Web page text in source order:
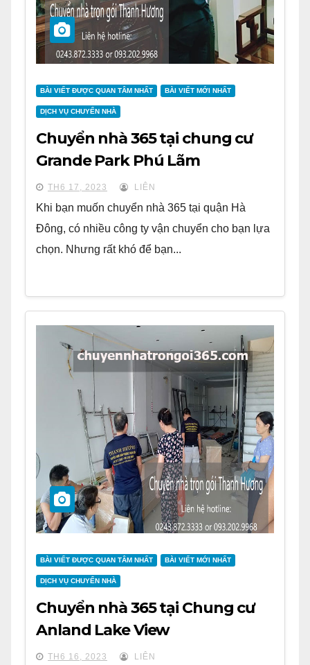
BÀI VIẾT ĐƯỢC QUAN TÂM NHẤT BÀI VIẾT MỚI NHẤT
DỊCH VỤ CHUYỂN NHÀ
Chuyển nhà 365 tại chung cư
Grande Park Phú Lãm
TH6 17, 2023 LIÊN
Khi bạn muốn chuyển nhà 365 tại quận Hà
Đông, có nhiều công ty vận chuyển cho bạn lựa
chọn. Nhưng rất khó để bạn...
BÀI VIẾT ĐƯỢC QUAN TÂM NHẤT BÀI VIẾT MỚI NHẤT
DỊCH VỤ CHUYỂN NHÀ
Chuyển nhà 365 tại Chung cư
Anland Lake View
TH6 16, 2023 LIÊN